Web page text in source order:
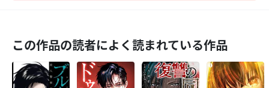
この作品の読者によく読まれている作品